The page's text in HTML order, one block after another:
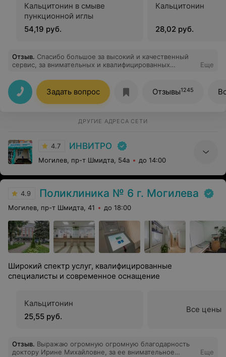
Кальцитонин в смыве
пункционной иглы
54,19 руб.
Кальцитонин
28,02 руб.
Отзыв. Спасибо большое за высокий и качественный
сервис, за внимательных и квалифицированных
исследований. Всем рекомендую данный центр.
Еще
Задать вопрос Отзывы1245
ДРУГИЕ АДРЕСА СЕТИ
4.7 ИНВИТРО
Могилев, пр-т Шмидта, 54а до 14:00
4.9 Поликлиника № 6 г. Могилева
Могилев, пр-т Шмидта, 41 до 18:00
Широкий спектр услуг, квалифицированные
специалисты и современное оснащение
Кальцитонин
25,55 руб.
Все цены
Отзыв. Выражаю огромную огромную благодарность
доктору Ирине Михайловне, за ее внимательное
Еще